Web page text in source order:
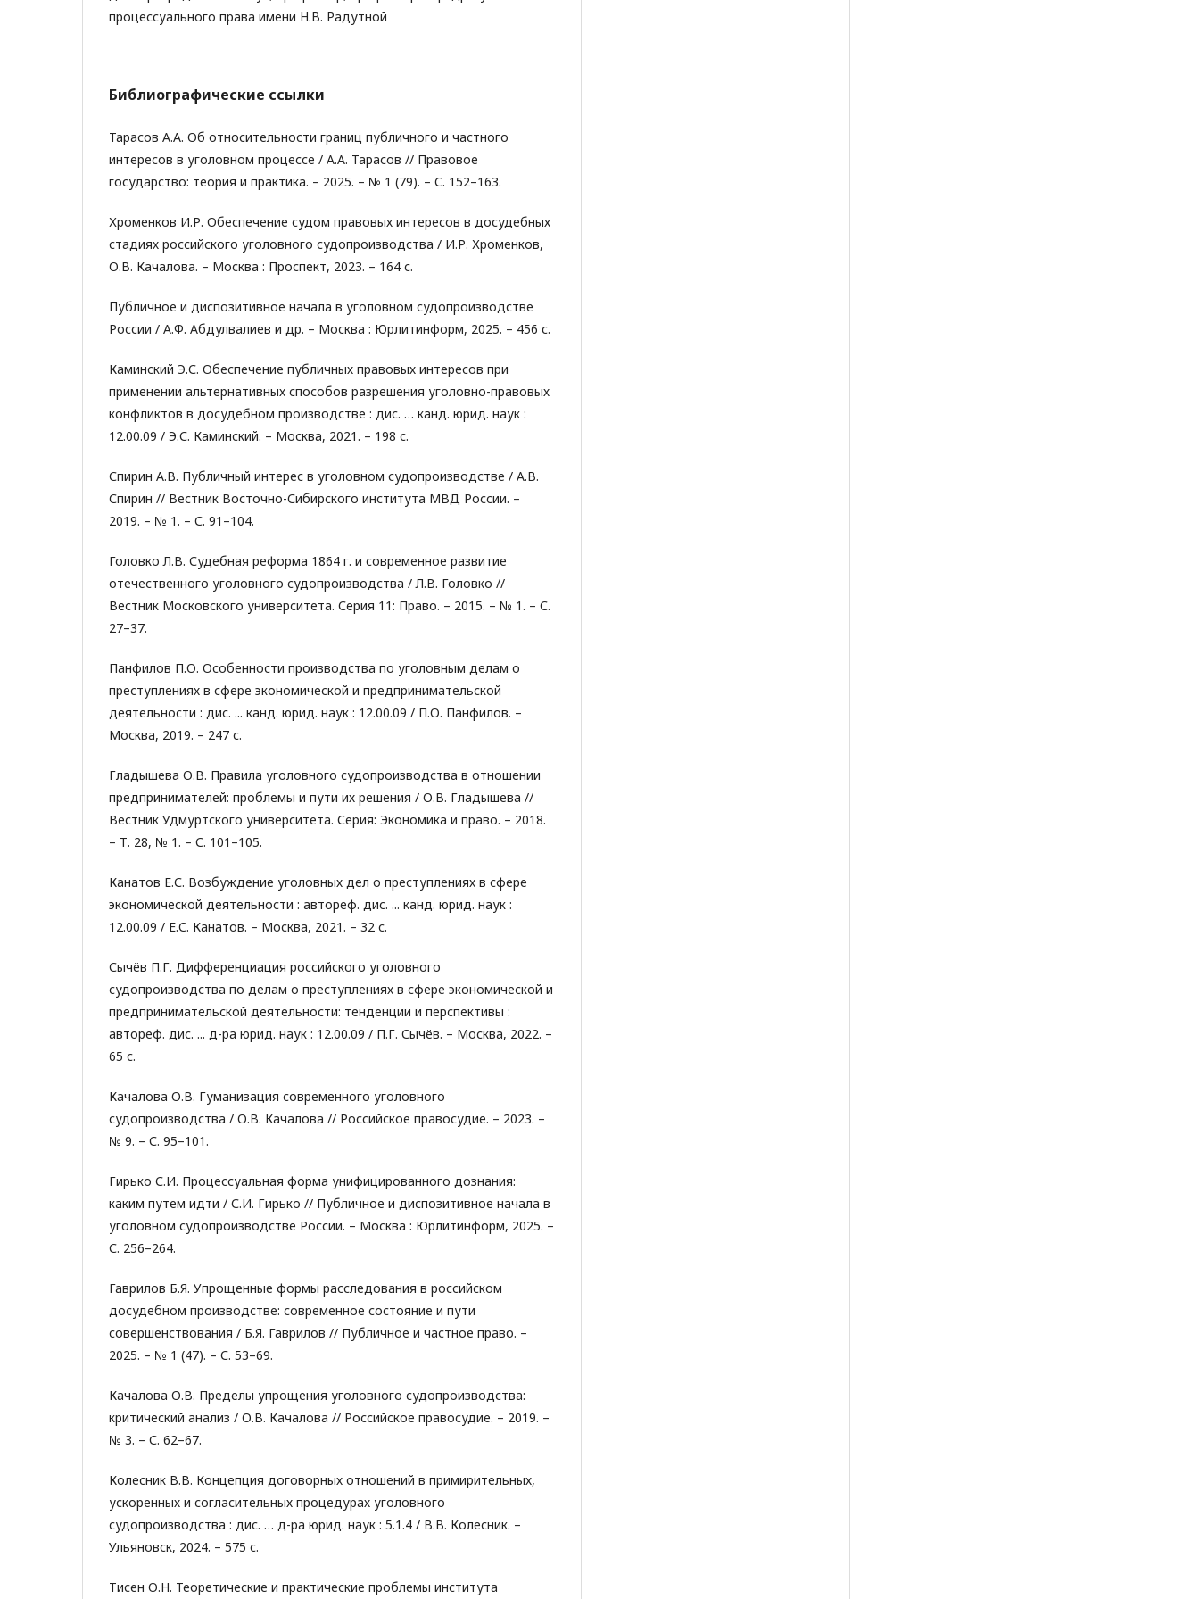
процессуального права имени Н.В. Радутной
Библиографические ссылки
Тарасов А.А. Об относительности границ публичного и частного
интересов в уголовном процессе / А.А. Тарасов // Правовое
государство: теория и практика. – 2025. – № 1 (79). – С. 152–163.
Хроменков И.Р. Обеспечение судом правовых интересов в досудебных
стадиях российского уголовного судопроизводства / И.Р. Хроменков,
О.В. Качалова. – Москва : Проспект, 2023. – 164 с.
Публичное и диспозитивное начала в уголовном судопроизводстве
России / А.Ф. Абдулвалиев и др. – Москва : Юрлитинформ, 2025. – 456 с.
Каминский Э.С. Обеспечение публичных правовых интересов при
применении альтернативных способов разрешения уголовно-правовых
конфликтов в досудебном производстве : дис. … канд. юрид. наук :
12.00.09 / Э.С. Каминский. – Москва, 2021. – 198 с.
Спирин А.В. Публичный интерес в уголовном судопроизводстве / А.В.
Спирин // Вестник Восточно-Сибирского института МВД России. –
2019. – № 1. – С. 91–104.
Головко Л.В. Судебная реформа 1864 г. и современное развитие
отечественного уголовного судопроизводства / Л.В. Головко //
Вестник Московского университета. Серия 11: Право. – 2015. – № 1. – С.
27–37.
Панфилов П.О. Особенности производства по уголовным делам о
преступлениях в сфере экономической и предпринимательской
деятельности : дис. ... канд. юрид. наук : 12.00.09 / П.О. Панфилов. –
Москва, 2019. – 247 с.
Гладышева О.В. Правила уголовного судопроизводства в отношении
предпринимателей: проблемы и пути их решения / О.В. Гладышева //
Вестник Удмуртского университета. Серия: Экономика и право. – 2018.
– Т. 28, № 1. – С. 101–105.
Канатов Е.С. Возбуждение уголовных дел о преступлениях в сфере
экономической деятельности : автореф. дис. ... канд. юрид. наук :
12.00.09 / Е.С. Канатов. – Москва, 2021. – 32 с.
Сычёв П.Г. Дифференциация российского уголовного
судопроизводства по делам о преступлениях в сфере экономической и
предпринимательской деятельности: тенденции и перспективы :
автореф. дис. ... д-ра юрид. наук : 12.00.09 / П.Г. Сычёв. – Москва, 2022. –
65 с.
Качалова О.В. Гуманизация современного уголовного
судопроизводства / О.В. Качалова // Российское правосудие. – 2023. –
№ 9. – С. 95–101.
Гирько С.И. Процессуальная форма унифицированного дознания:
каким путем идти / С.И. Гирько // Публичное и диспозитивное начала в
уголовном судопроизводстве России. – Москва : Юрлитинформ, 2025. –
С. 256–264.
Гаврилов Б.Я. Упрощенные формы расследования в российском
досудебном производстве: современное состояние и пути
совершенствования / Б.Я. Гаврилов // Публичное и частное право. –
2025. – № 1 (47). – С. 53–69.
Качалова О.В. Пределы упрощения уголовного судопроизводства:
критический анализ / О.В. Качалова // Российское правосудие. – 2019. –
№ 3. – С. 62–67.
Колесник В.В. Концепция договорных отношений в примирительных,
ускоренных и согласительных процедурах уголовного
судопроизводства : дис. … д-ра юрид. наук : 5.1.4 / В.В. Колесник. –
Ульяновск, 2024. – 575 с.
Тисен О.Н. Теоретические и практические проблемы института